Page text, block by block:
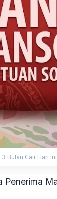
Bulan Cair Hari
Penerima